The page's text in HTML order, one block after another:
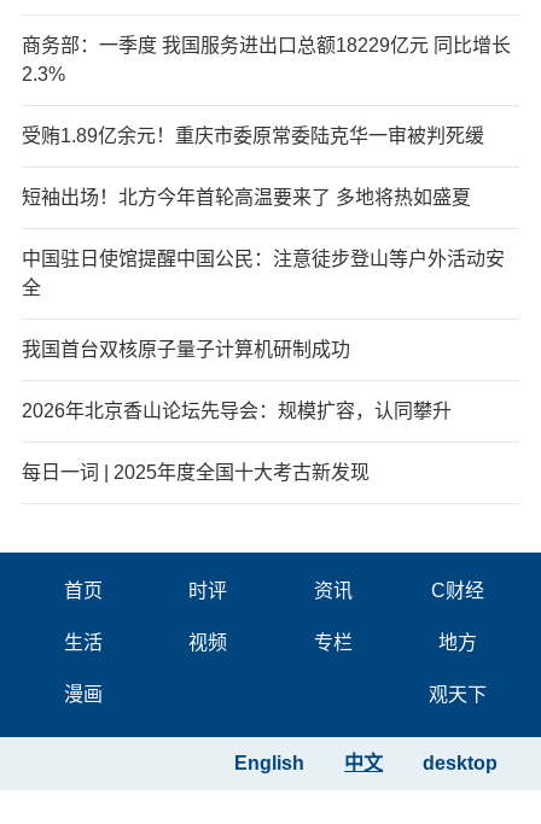
商务部：一季度 我国服务进出口总额18229亿元 同比增长
2.3%
受贿1.89亿余元！重庆市委原常委陆克华一审被判死缓
短袖出场！北方今年首轮高温要来了 多地将热如盛夏
中国驻日使馆提醒中国公民：注意徒步登山等户外活动安
全
我国首台双核原子量子计算机研制成功
2026年北京香山论坛先导会：规模扩容，认同攀升
每日一词 | 2025年度全国十大考古新发现
首页 时评 资讯 C财经
生活 视频 专栏 地方
漫画 观天下
desktop
中文
English